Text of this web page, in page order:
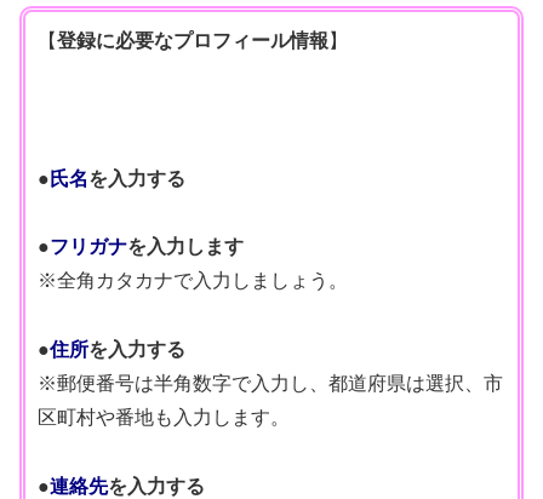
【登録に必要なプロフィール情報 】
● 氏名を入力する
●フリガナを入力します
※全角カタカナで入力しましょう。
●住所を入力する
※郵便番号は半角数字で入力し、都道府県は選択、市
区町村や番地も入力します。
●連絡先を入力する